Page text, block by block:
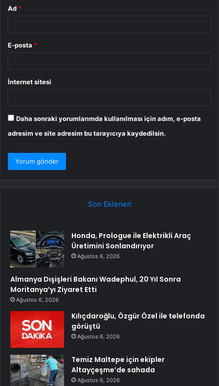
Ad *
E-posta *
İnternet sitesi
Daha sonraki yorumlarımda kullanılması için adım, e-posta
adresim ve site adresim bu tarayıcıya kaydedilsin.
Son Eklenen
Honda, Prologue ile Elektrikli Araç
Üretimini Sonlandırıyor
Ağustos 6, 2026
Almanya Dışişleri Bakanı Wadephul, 20 Yıl Sonra
Moritanya’yı Ziyaret Etti
Ağustos 6, 2026
Kılıçdaroğlu, Özgür Özel ile telefonda
görüştü
Ağustos 6, 2026
Temiz Maltepe için ekipler
Altayçeşme’de sahada
Ağustos 6, 2026